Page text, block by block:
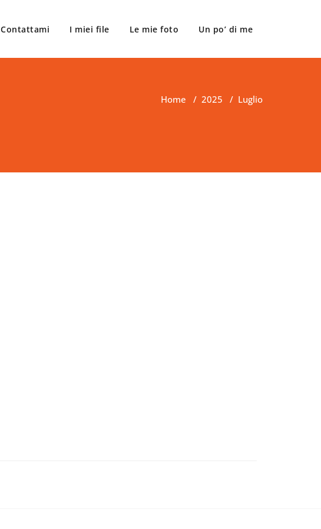
Contattami I miei file Le mie foto Un po’ di me
Home / 2025 / Luglio